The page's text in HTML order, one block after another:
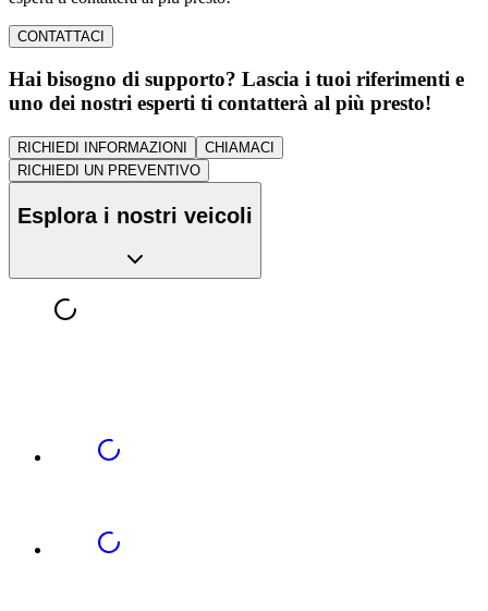
CONTATTACI
Hai bisogno di supporto? Lascia i tuoi riferimenti e
uno dei nostri esperti ti contatterà al più presto!
RICHIEDI INFORMAZIONI
CHIAMACI
RICHIEDI UN PREVENTIVO
Esplora i nostri veicoli